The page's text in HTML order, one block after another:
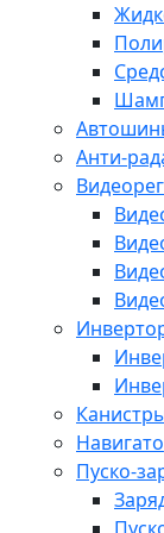
Анти-
Пуско-